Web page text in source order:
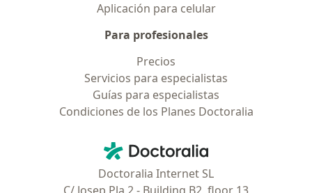
Aplicación para celular
Para profesionales
Precios
Servicios para especialistas
Guías para especialistas
Condiciones de los Planes Doctoralia
Doctoralia - Página de inicio
Doctoralia Internet SL